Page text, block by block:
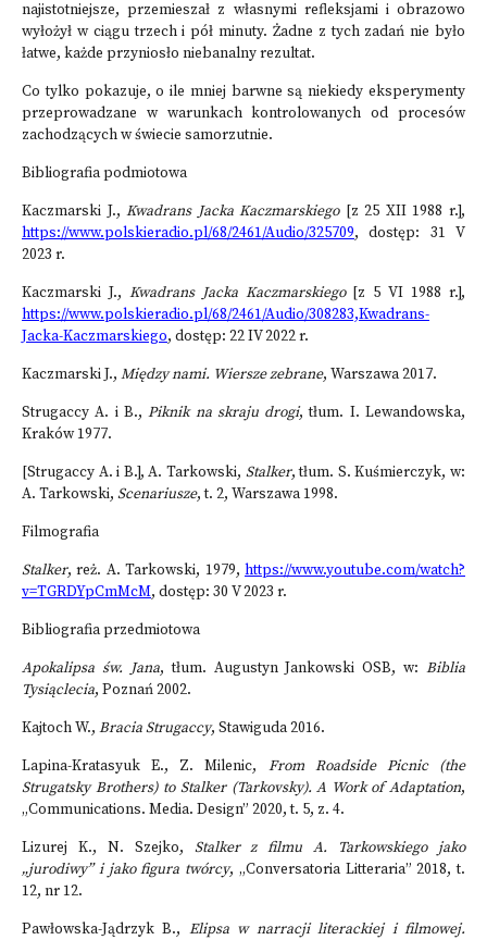
najistotniejsze, przemieszał z własnymi refleksjami i obrazowo
wyłożył w ciągu trzech i pół minuty. Żadne z tych zadań nie było
łatwe, każde przyniosło niebanalny rezultat.
Co tylko pokazuje, o ile mniej barwne są niekiedy eksperymenty
przeprowadzane w warunkach kontrolowanych od procesów
zachodzących w świecie samorzutnie.
Bibliografia podmiotowa
Kaczmarski J.,Kwadrans Jacka Kaczmarskiego[z 25 XII 1988 r.],
https://www.polskieradio.pl/68/2461/Audio/325709, dostęp: 31 V
2023 r.
Kaczmarski J., Kwadrans Jacka Kaczmarskiego[z 5 VI 1988 r.],
https://www.polskieradio.pl/68/2461/Audio/308283,Kwadrans-
Jacka-Kaczmarskiego, dostęp: 22 IV 2022 r.
Kaczmarski J., Między nami. Wiersze zebrane, Warszawa 2017.
Strugaccy A. i B.,Piknik na skraju drogi, tłum. I. Lewandowska,
Kraków 1977.
[Strugaccy A. i B.], A. Tarkowski, Stalker, tłum. S. Kuśmierczyk, w:
A. Tarkowski, Scenariusze, t. 2, Warszawa 1998.
Filmografia
Stalker, reż. A. Tarkowski, 1979, https://www.youtube.com/watch?
v=TGRDYpCmMcM, dostęp: 30 V 2023 r.
Bibliografia przedmiotowa
Apokalipsa św. Jana, tłum. Augustyn Jankowski OSB, w: Biblia
Tysiąclecia, Poznań 2002.
Kajtoch W., Bracia Strugaccy, Stawiguda 2016.
Lapina-Kratasyuk E., Z. Milenic, From Roadside Picnic (the
Strugatsky Brothers) to Stalker (Tarkovsky). A Work of Adaptation,
„Communications. Media. Design” 2020, t. 5, z. 4.
Lizurej K., N. Szejko, Stalker z filmu A. Tarkowskiego jako
„jurodiwy” i jako figura twórcy, „Conversatoria Litteraria” 2018, t.
12, nr 12.
Pawłowska-Jądrzyk B., Elipsa w narracji literackiej i filmowej.